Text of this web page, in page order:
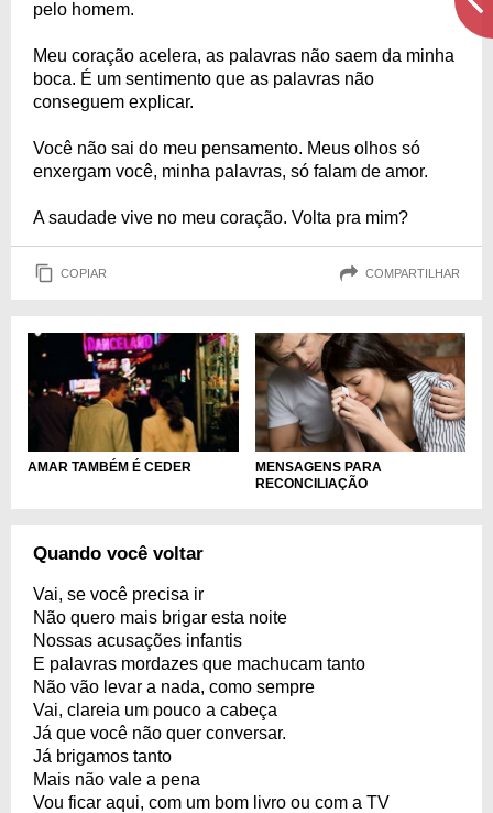
pelo homem.
Meu coração acelera, as palavras não saem da minha
boca. É um sentimento que as palavras não
conseguem explicar.
Você não sai do meu pensamento. Meus olhos só
enxergam você, minha palavras, só falam de amor.
A saudade vive no meu coração. Volta pra mim?
COPIAR COMPARTILHAR
AMAR TAMBÉM É CEDER
MENSAGENS PARA
RECONCILIAÇÃO
Quando você voltar
Vai, se você precisa ir
Não quero mais brigar esta noite
Nossas acusações infantis
E palavras mordazes que machucam tanto
Não vão levar a nada, como sempre
Vai, clareia um pouco a cabeça
Já que você não quer conversar.
Já brigamos tanto
Mais não vale a pena
Vou ficar aqui, com um bom livro ou com a TV